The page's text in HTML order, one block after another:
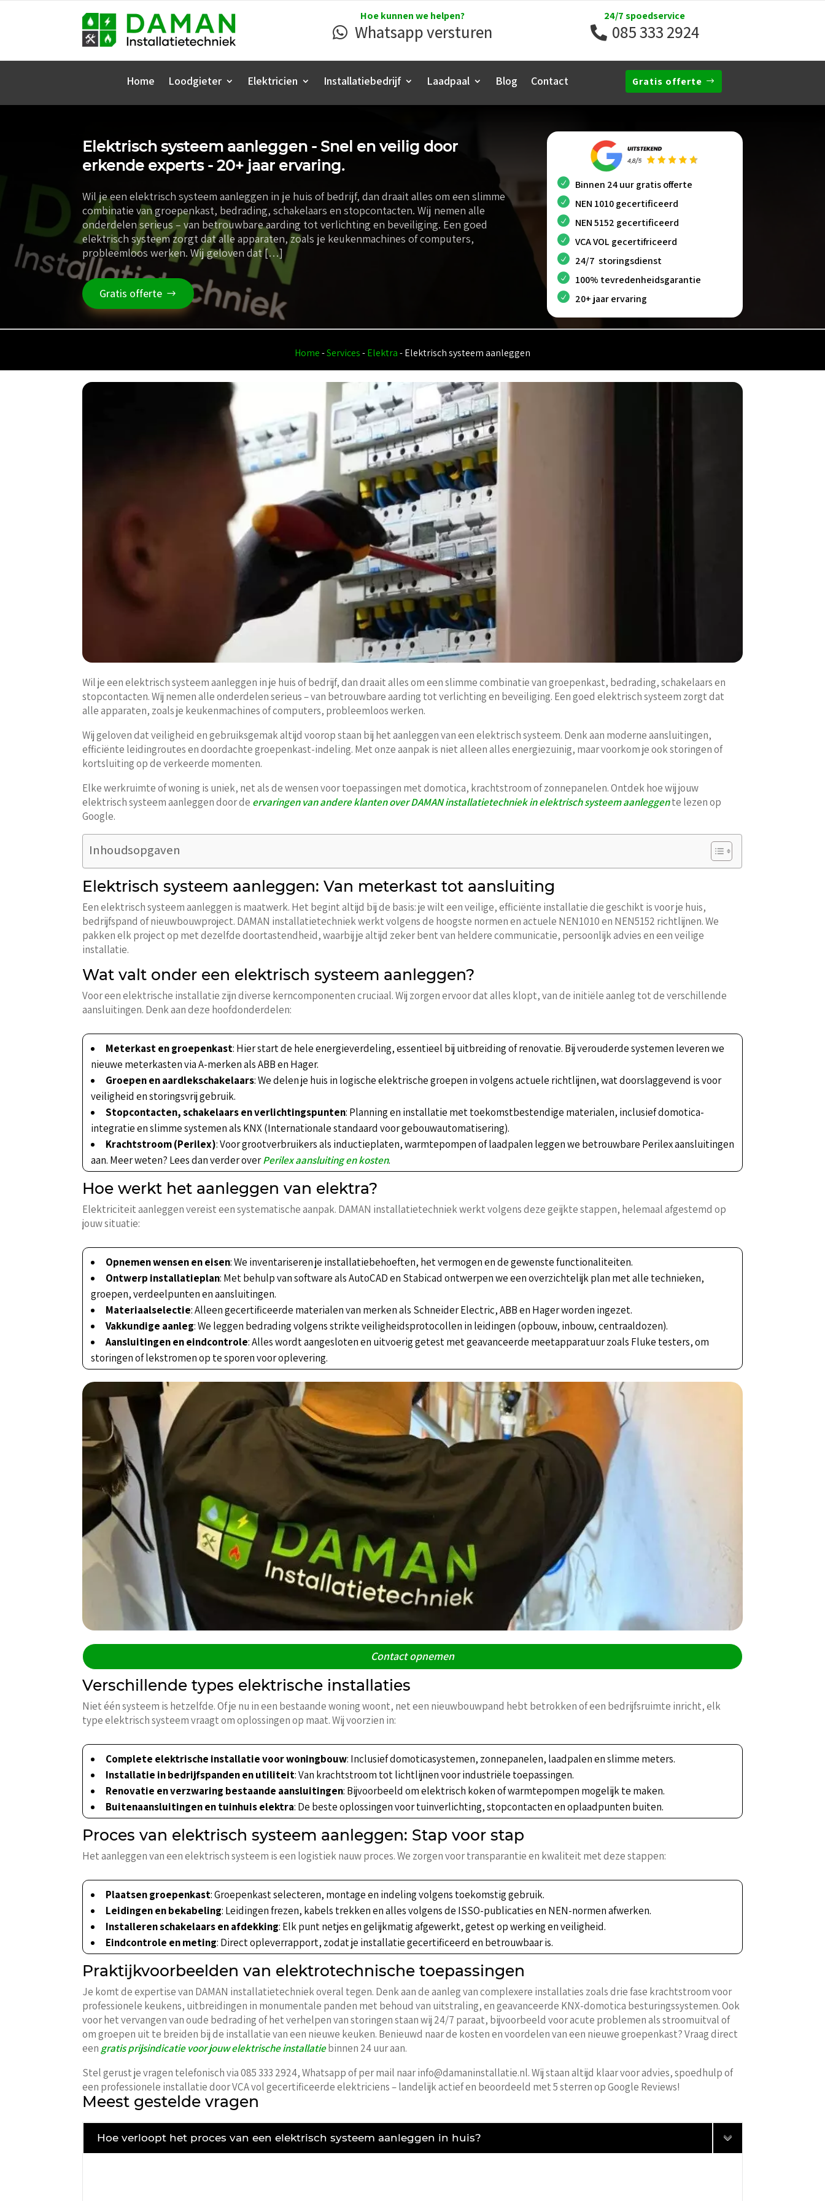
Hoe kunnen we helpen?
Whatsapp versturen
24/7 spoedservice
085 333 2924
Home Loodgieter Elektricien Installatiebedrijf Laadpaal Blog Contact Gratis offerte
Elektrisch systeem aanleggen - Snel en veilig door
erkende experts - 20+ jaar ervaring.
Wil je een elektrisch systeem aanleggen in je huis of bedrijf, dan draait alles om een slimme
combinatie van groepenkast, bedrading, schakelaars en stopcontacten. Wij nemen alle
onderdelen serieus – van betrouwbare aarding tot verlichting en beveiliging. Een goed
elektrisch systeem zorgt dat alle apparaten, zoals je keukenmachines of computers,
probleemloos werken. Wij geloven dat […]
Gratis offerte
Binnen 24 uur gratis offerte
NEN 1010 gecertificeerd
NEN 5152 gecertificeerd
VCA VOL gecertifriceerd
24/7 storingsdienst
100% tevredenheidsgarantie
20+ jaar ervaring
Home-Services-Elektra-Elektrisch systeem aanleggen
Wil je een elektrisch systeem aanleggen in je huis of bedrijf, dan draait alles om een slimme combinatie van groepenkast, bedrading, schakelaars en
stopcontacten. Wij nemen alle onderdelen serieus – van betrouwbare aarding tot verlichting en beveiliging. Een goed elektrisch systeem zorgt dat
alle apparaten, zoals je keukenmachines of computers, probleemloos werken.
Wij geloven dat veiligheid en gebruiksgemak altijd voorop staan bij het aanleggen van een elektrisch systeem. Denk aan moderne aansluitingen,
efficiënte leidingroutes en doordachte groepenkast-indeling. Met onze aanpak is niet alleen alles energiezuinig, maar voorkom je ook storingen of
kortsluiting op de verkeerde momenten.
Elke werkruimte of woning is uniek, net als de wensen voor toepassingen met domotica, krachtstroom of zonnepanelen. Ontdek hoe wij jouw
elektrisch systeem aanleggen door de ervaringen van andere klanten over DAMAN installatietechniek in elektrisch systeem aanleggente lezen op
Google.
Inhoudsopgaven
Elektrisch systeem aanleggen: Van meterkast tot aansluiting
Een elektrisch systeem aanleggen is maatwerk. Het begint altijd bij de basis: je wilt een veilige, efficiënte installatie die geschikt is voor je huis,
bedrijfspand of nieuwbouwproject. DAMAN installatietechniek werkt volgens de hoogste normen en actuele NEN1010 en NEN5152 richtlijnen. We
pakken elk project op met dezelfde doortastendheid, waarbij je altijd zeker bent van heldere communicatie, persoonlijk advies en een veilige
installatie.
Wat valt onder een elektrisch systeem aanleggen?
Voor een elektrische installatie zijn diverse kerncomponenten cruciaal. Wij zorgen ervoor dat alles klopt, van de initiële aanleg tot de verschillende
aansluitingen. Denk aan deze hoofdonderdelen:
Meterkast en groepenkast: Hier start de hele energieverdeling, essentieel bij uitbreiding of renovatie. Bij verouderde systemen leveren we
nieuwe meterkasten via A-merken als ABB en Hager.
Groepen en aardlekschakelaars: We delen je huis in logische elektrische groepen in volgens actuele richtlijnen, wat doorslaggevend is voor
veiligheid en storingsvrij gebruik.
Stopcontacten, schakelaars en verlichtingspunten: Planning en installatie met toekomstbestendige materialen, inclusief domotica-
integratie en slimme systemen als KNX (Internationale standaard voor gebouwautomatisering).
Krachtstroom (Perilex): Voor grootverbruikers als inductieplaten, warmtepompen of laadpalen leggen we betrouwbare Perilex aansluitingen
aan. Meer weten? Lees dan verder overPerilex aansluiting en kosten.
Hoe werkt het aanleggen van elektra?
Elektriciteit aanleggen vereist een systematische aanpak. DAMAN installatietechniek werkt volgens deze geijkte stappen, helemaal afgestemd op
jouw situatie:
Opnemen wensen en eisen: We inventariseren je installatiebehoeften, het vermogen en de gewenste functionaliteiten.
Ontwerp installatieplan: Met behulp van software als AutoCAD en Stabicad ontwerpen we een overzichtelijk plan met alle technieken,
groepen, verdeelpunten en aansluitingen.
Materiaalselectie: Alleen gecertificeerde materialen van merken als Schneider Electric, ABB en Hager worden ingezet.
Vakkundige aanleg: We leggen bedrading volgens strikte veiligheidsprotocollen in leidingen (opbouw, inbouw, centraaldozen).
Aansluitingen en eindcontrole: Alles wordt aangesloten en uitvoerig getest met geavanceerde meetapparatuur zoals Fluke testers, om
storingen of lekstromen op te sporen voor oplevering.
Contact opnemen
Verschillende types elektrische installaties
Niet één systeem is hetzelfde. Of je nu in een bestaande woning woont, net een nieuwbouwpand hebt betrokken of een bedrijfsruimte inricht, elk
type elektrisch systeem vraagt om oplossingen op maat. Wij voorzien in:
Complete elektrische installatie voor woningbouw: Inclusief domoticasystemen, zonnepanelen, laadpalen en slimme meters.
Installatie in bedrijfspanden en utiliteit: Van krachtstroom tot lichtlijnen voor industriële toepassingen.
Renovatie en verzwaring bestaande aansluitingen: Bijvoorbeeld om elektrisch koken of warmtepompen mogelijk te maken.
Buitenaansluitingen en tuinhuis elektra: De beste oplossingen voor tuinverlichting, stopcontacten en oplaadpunten buiten.
Proces van elektrisch systeem aanleggen: Stap voor stap
Het aanleggen van een elektrisch systeem is een logistiek nauw proces. We zorgen voor transparantie en kwaliteit met deze stappen:
Plaatsen groepenkast: Groepenkast selecteren, montage en indeling volgens toekomstig gebruik.
Leidingen en bekabeling: Leidingen frezen, kabels trekken en alles volgens de ISSO-publicaties en NEN-normen afwerken.
Installeren schakelaars en afdekking: Elk punt netjes en gelijkmatig afgewerkt, getest op werking en veiligheid.
Eindcontrole en meting: Direct opleverrapport, zodat je installatie gecertificeerd en betrouwbaar is.
Praktijkvoorbeelden van elektrotechnische toepassingen
Je komt de expertise van DAMAN installatietechniek overal tegen. Denk aan de aanleg van complexere installaties zoals drie fase krachtstroom voor
professionele keukens, uitbreidingen in monumentale panden met behoud van uitstraling, en geavanceerde KNX-domotica besturingssystemen. Ook
voor het vervangen van oude bedrading of het verhelpen van storingen staan wij 24/7 paraat, bijvoorbeeld voor acute problemen als stroomuitval of
om groepen uit te breiden bij de installatie van een nieuwe keuken. Benieuwd naar de kosten en voordelen van een nieuwe groepenkast? Vraag direct
een gratis prijsindicatie voor jouw elektrische installatiebinnen 24 uur aan.
Stel gerust je vragen telefonisch via 085 333 2924, Whatsapp of per mail naar info@damaninstallatie.nl. Wij staan altijd klaar voor advies, spoedhulp of
een professionele installatie door VCA vol gecertificeerde elektriciens – landelijk actief en beoordeeld met 5 sterren op Google Reviews!
Meest gestelde vragen
Hoe verloopt het proces van een elektrisch systeem aanleggen in huis?